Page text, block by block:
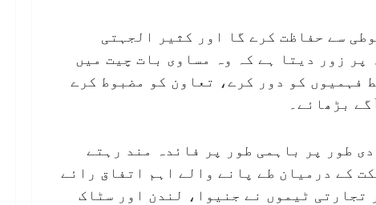
سے حفاظت کرے گا اور کثیر الجہتی
زور دیتا ہے کہ وہ مساوی بات چیت میں
فہمیوں کو دور کرے، تعاون کو مضبوط کرے
بڑھائے۔
طور پر باہمی طور پر فائدہ مند رہتے
کے درمیان طے پانے والے اہم اتفاق رائے
ٹیموں نے جنیوا، لندن اور سٹاک